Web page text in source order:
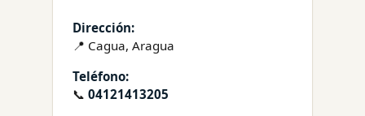
Dirección:
📍 Cagua, Aragua
Teléfono:
📞 04121413205